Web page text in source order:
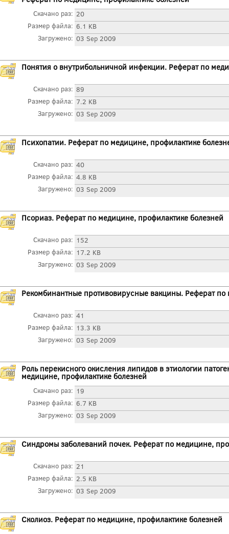
Скачано раз: 20
Размер файла: 6.1 KB
Загружено: 03 Sep 2009
Понятия о внутрибольничной инфекции. Реферат по
Скачано раз: 89
Размер файла: 7.2 KB
Загружено: 03 Sep 2009
Психопатии. Реферат по медицине, профилактике
Скачано раз: 40
Размер файла: 4.8 KB
Загружено: 03 Sep 2009
Псориаз. Реферат по медицине, профилактике болезней
Скачано раз: 152
Размер файла: 17.2 KB
Загружено: 03 Sep 2009
Рекомбинантные противовирусные вакцины. Реферат
Скачано раз: 41
Размер файла: 13.3 KB
Загружено: 03 Sep 2009
Роль перекисного окисления липидов в этиологии
медицине, профилактике болезней
Скачано раз: 19
Размер файла: 6.7 KB
Загружено: 03 Sep 2009
Синдромы заболеваний почек. Реферат по медицине,
Скачано раз: 21
Размер файла: 2.5 KB
Загружено: 03 Sep 2009
Сколиоз. Реферат по медицине, профилактике болезней